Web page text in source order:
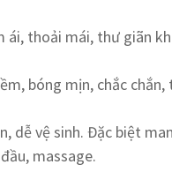
thoải mái, thư giãn
bóng mịn, chắc
dễ vệ sinh. Đặc biệt
massage.